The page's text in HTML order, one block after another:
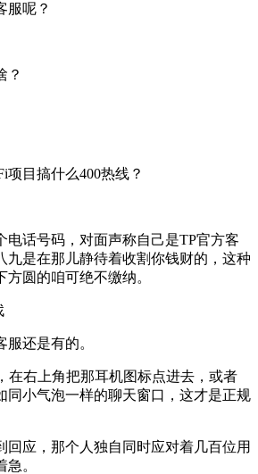
服呢？
？
项目搞什么400热线？
电话号码，对面声称自己是TP官方客
九是在那儿静待着收割你钱财的，这种
圆的咱可绝不缴纳。
还是有的。
在右上角把那耳机图标点进去，或者
同小气泡一样的聊天窗口，这才是正规
回应，那个人独自同时应对着几百位用
。